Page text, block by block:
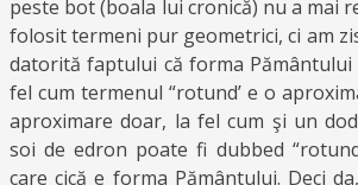
peste bot (boala lui cronică) nu a mai
folosit termeni pur geometrici, ci am
datorită faptului că forma Pământului
fel cum termenul “rotund’ e o
aproximare doar, la fel cum şi un
soi de edron poate fi dubbed
care cică e forma Pământului. Deci